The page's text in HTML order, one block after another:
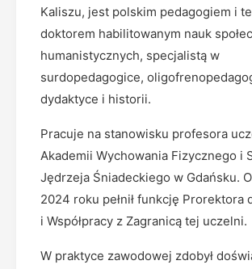
Kaliszu, jest polskim pedagogiem i
doktorem habilitowanym nauk
humanistycznych, specjalistą w
surdopedagogice,
dydaktyce i historii.
Pracuje na stanowisku profesora
Akademii Wychowania Fizycznego i
Jędrzeja Śniadeckiego w Gdańsku.
2024 roku pełnił funkcję Prorektora
i Współpracy z Zagranicą tej uczelni.
W praktyce zawodowej zdobył